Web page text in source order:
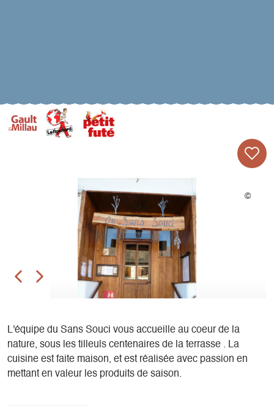
L'équipe du Sans Souci vous accueille au coeur de la
nature, sous les tilleuls centenaires de la terrasse . La
cuisine est faite maison, et est réalisée avec passion en
mettant en valeur les produits de saison.